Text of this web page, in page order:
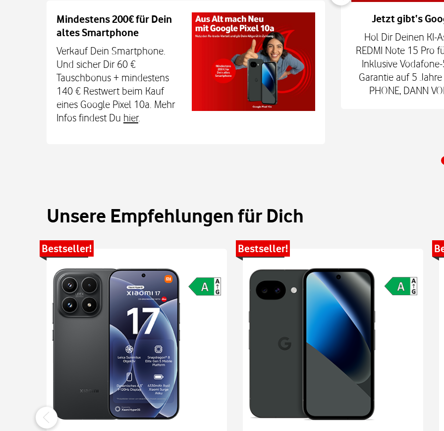
Mindestens 200€ für Dein
altes Smartphone
Verkauf Dein Smartphone.
Und sicher Dir 60 €
Tauschbonus + mindestens
140 € Restwert beim Kauf
eines Google Pixel 10a. Mehr
Infos findest Du hier.
Auch auf dem Schulweg immer verbunden
Dein Kind bleibt unterwegs auch ohne Smartphone mit
Sicherheit erreichbar. Mit der Xplora X6Play 2nd Gen. oder der
TCL MT48X Smartwatch für je einmal 1 € zum Smart Tech M.
Den Tarif gibt's jetzt 3 Monate für 0 € und danach für mtl. 9,99
€. Alle Infos bei uns im Shop.
Jetzt gibt‘s
Hol Dir Deinen KI-
REDMI Note 15 Pro
Inklusive
Garantie auf 5
PHONE, DANN
Unsere Empfehlungen für Dich
Bestseller! Bestseller!